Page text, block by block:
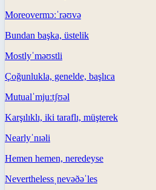
Moreovermɔːˈrəʊvə
Bundan başka, üstelik
Mostlyˈməʊstli
Çoğunlukla, genelde, başlıca
Mutualˈmjuːtʃʊəl
Karşılıklı, iki taraflı, müşterek
Nearlyˈnɪəli
Hemen hemen, neredeyse
Nevertheless ˌnevəðəˈles